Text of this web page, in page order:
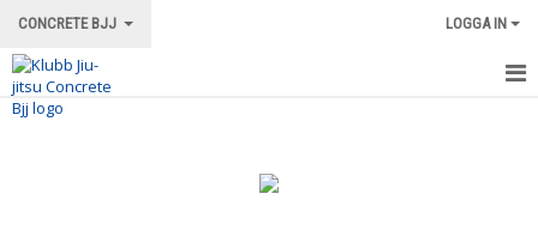
CONCRETE BJJ LOGGA IN
HEM